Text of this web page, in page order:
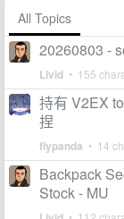
All Topics
20260803 -
Livid • 155
持有 V2EX
捏
flypanda • 14
Backpack
Stock - MU